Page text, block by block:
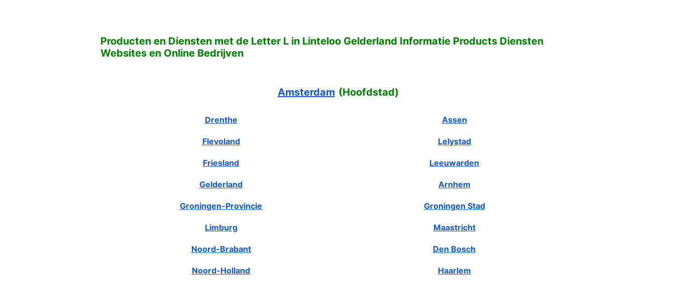
Producten en Diensten met de Letter L in Linteloo Gelderland Informatie Products Diensten
Websites en Online Bedrijven
Amsterdam (Hoofdstad)
Drenthe Assen
Flevoland Lelystad
Friesland Leeuwarden
Gelderland Arnhem
Groningen-Provincie Groningen Stad
Limburg Maastricht
Noord-Brabant Den Bosch
Noord-Holland Haarlem